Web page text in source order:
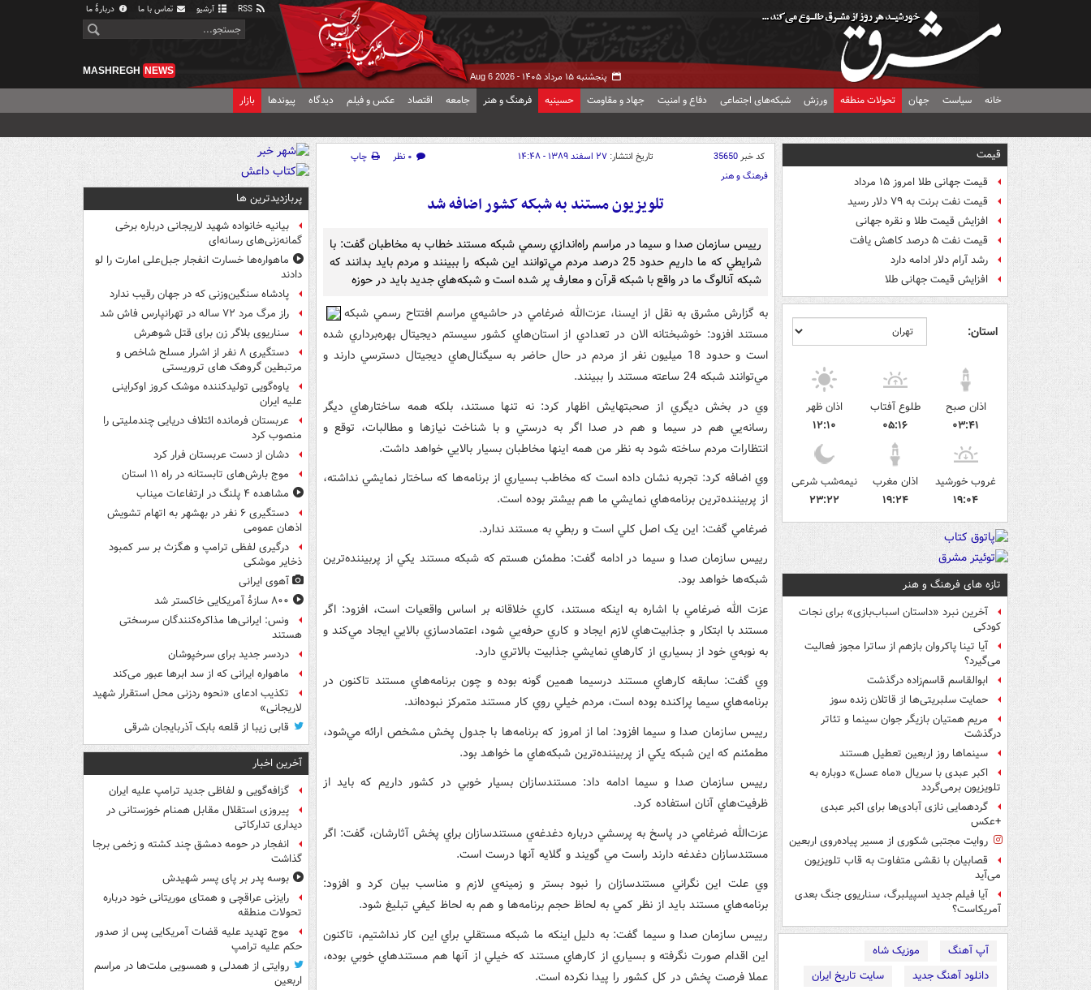
آرشیو تماس با ما دربارهٔ ما
پنجشنبه ۱۵ مرداد ۱۴۰۵ - Aug 6 2026
MASHREGH NEWS
خانه سیاست جهان تحولات منطقه ورزش شبکه‌های اجتماعی دفاع و امنیت جهاد و مقاومت حسینیه فرهنگ و هنر جامعه اقتصاد عکس و فیلم دیدگاه پیوندها بازار
قیمت
قیمت جهانی طلا امروز ۱۵ مرداد
قیمت نفت برنت به ۷۹ دلار رسید
افزایش قیمت طلا و نقره جهانی
قیمت نفت ۵ درصد کاهش یافت
رشد آرام دلار ادامه دارد
افزایش قیمت جهانی طلا
استان:
اذان صبح
۰۳:۴۱
طلوع آفتاب
۰۵:۱۶
اذان ظهر
۱۲:۱۰
غروب خورشید
۱۹:۰۴
اذان مغرب
۱۹:۲۴
نیمه‌شب شرعی
۲۳:۲۲
تازه های فرهنگ و هنر
آخرین نبرد «داستان اسباب‌بازی» برای نجات
کودکی
آیا تینا پاکروان بازهم از ساترا مجوز فعالیت
می‌گیرد؟
ابوالقاسم قاسم‌زاده درگذشت
حمایت سلبریتی‌ها از قاتلان زنده سوز
مریم همتیان بازیگر جوان سینما و تئاتر
درگذشت
سینماها روز اربعین تعطیل هستند
اکبر عبدی با سریال «ماه عسل» دوباره به
تلویزیون برمی‌گردد
گردهمایی نازی آبادی‌ها برای اکبر عبدی
+عکس
روایت مجتبی شکوری از مسیر پیاده‌روی اربعین
قصابیان با نقشی متفاوت به قاب تلویزیون
می‌آید
آیا فیلم جدید اسپیلبرگ، سناریوی جنگ بعدی
آمریکاست؟
آپ آهنگ
موزیک شاه
دانلود آهنگ جدید
سایت تاریخ ایران
کد خبر35650 تاریخ انتشار: ۲۷ اسفند ۱۳۸۹ - ۱۴:۴۸ ۰ نظر
چاپ
فرهنگ و هنر
تلويزيون مستند به شبکه کشور اضافه شد
رييس سازمان صدا و سيما در مراسم راه‌اندازي رسمي شبکه مستند خطاب به مخاطبان گفت: با
شرايطي که ما داريم حدود 25 درصد مردم مي‌توانند اين شبکه را ببينند و مردم بايد بدانند که
شبکه آنالوگ ما در واقع با شبکه قرآن و معارف پر شده است و شبکه‌هاي جديد بايد در حوزه
به گزارش مشرق به نقل از ايسنا، عزت‌الله ضرغامي در حاشيه‌ي مراسم افتتاح رسمي شبکه
مستند افزود: خوشبختانه الان در تعدادي از استان‌هاي کشور سيستم ديجيتال بهره‌برداري شده
است و حدود 18 ميليون نفر از مردم در حال حاضر به سيگنال‌هاي ديجيتال دسترسي دارند و
مي‌توانند شبکه 24 ساعته مستند را ببينند.
وي در بخش ديگري از صحبتهايش اظهار کرد: نه تنها مستند، بلکه همه ساختارهاي ديگر
رسانه‌يي هم در سيما و هم در صدا اگر به درستي و با شناخت نيازها و مطالبات، توقع و
انتظارات مردم ساخته شود به نظر من همه اينها مخاطبان بسيار بالايي خواهد داشت.
وي اضافه کرد: تجربه نشان داده است که مخاطب بسياري از برنامه‌ها که ساختار نمايشي نداشته،
از پربيننده‌ترين برنامه‌هاي نمايشي ما هم بيشتر بوده است.
ضرغامي گفت: اين يک اصل کلي است و ربطي به مستند ندارد.
رييس سازمان صدا و سيما در ادامه گفت: مطمئن هستم که شبکه مستند يکي از پربيننده‌ترين
شبکه‌ها خواهد بود.
عزت الله ضرغامي با اشاره به اينکه مستند، کاري خلاقانه بر اساس واقعيات است، افزود: اگر
مستند با ابتکار و جذابيت‌هاي لازم ايجاد و کاري حرفه‌يي شود، اعتمادسازي بالايي ايجاد مي‌کند و
به نوبه‌ي خود از بسياري از کارهاي نمايشي جذابيت بالاتري دارد.
وي گفت: سابقه کارهاي مستند درسيما همين گونه بوده و چون برنامه‌هاي مستند تاکنون در
برنامه‌هاي سيما پراکنده بوده است، مردم خيلي روي کار مستند متمرکز نبوده‌اند.
رييس سازمان صدا و سيما افزود: اما از امروز که برنامه‌ها با جدول پخش مشخص ارائه مي‌شود،
مطمئنم که اين شبکه يکي از پربيننده‌ترين شبکه‌هاي ما خواهد بود.
رييس سازمان صدا و سيما ادامه داد: مستندسازان بسيار خوبي در کشور داريم که بايد از
ظرفيت‌هاي آنان استفاده کرد.
عزت‌الله ضرغامي در پاسخ به پرسشي درباره دغدغه‌ي مستندسازان براي پخش آثارشان، گفت: اگر
مستندسازان دغدغه دارند راست مي گويند و گلايه آنها درست است.
وي علت اين نگراني مستندسازان را نبود بستر و زمينه‌ي لازم و مناسب بيان کرد و افزود:
برنامه‌هاي مستند بايد از نظر کمي به لحاظ حجم برنامه‌ها و هم به لحاظ کيفي تبليغ شود.
رييس سازمان صدا و سيما گفت: به دليل اينکه ما شبکه مستقلي براي اين کار نداشتيم، تاکنون
اين اقدام صورت نگرفته و بسياري از کارهاي مستند که خيلي از آنها هم مستندهاي خوبي بوده،
عملا فرصت پخش در کل کشور را پيدا نکرده است.
پربازدیدترین ها
بیانیه خانواده شهید لاریجانی درباره برخی
گمانه‌زنی‌های رسانه‌ای
ماهواره‌ها خسارت انفجار جبل‌علی امارت را لو
دادند
پادشاه سنگین‌وزنی که در جهان رقیب ندارد
راز مرگ مرد ۷۲ ساله در تهرانپارس فاش شد
سناریوی بلاگر زن برای قتل شوهرش
دستگیری ۸ نفر از اشرار مسلح شاخص و
مرتبطین گروهک های تروریستی
یاوه‌گویی تولیدکننده موشک کروز اوکراینی
علیه ایران
عربستان فرمانده ائتلاف دریایی چندملیتی را
منصوب کرد
دشان از دست عربستان فرار کرد
موج بارش‌های تابستانه در راه ۱۱ استان
مشاهده ۴ پلنگ در ارتفاعات میناب
دستگیری ۶ نفر در بهشهر به اتهام تشویش
اذهان عمومی
درگیری لفظی ترامپ و هگزث بر سر کمبود
ذخایر موشکی
آهوی ایرانی
۸۰۰ سازۀ آمریکایی خاکستر شد
ونس: ایرانی‌ها مذاکره‌کنندگان سرسختی
هستند
دردسر جدید برای سرخپوشان
ماهواره ایرانی که از سد ابرها عبور می‌کند
تکذیب ادعای «نحوه ردزنی محل استقرار شهید
لاریجانی»
قابی زیبا از قلعه بابک آذربایجان شرقی
آخرین اخبار
گزافه‌گویی و لفاظی جدید ترامپ علیه ایران
پیروزی استقلال مقابل همنام خوزستانی در
دیداری تدارکاتی
انفجار در حومه دمشق چند کشته و زخمی برجا
گذاشت
بوسه‌ پدر بر پای پسر شهیدش
رایزنی عراقچی و همتای موریتانی خود درباره
تحولات منطقه
موج تهدید علیه قضات آمریکایی پس از صدور
حکم علیه ترامپ
روایتی از همدلی و همسویی ملت‌ها در مراسم
اربعین